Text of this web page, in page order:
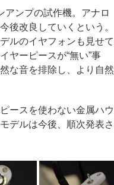
ンプの試作機。アナロ
後改良していくという。
ルのイヤフォンも見せて
ヤーピースが“無い”事
な音を排除し、より自然
ースを使わない金属ハウ
デルは今後、順次発表さ